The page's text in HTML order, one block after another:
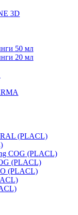
3D
50 мл
20 мл
(PLACL)
COG (PLACL)
(PLACL)
(PLACL)